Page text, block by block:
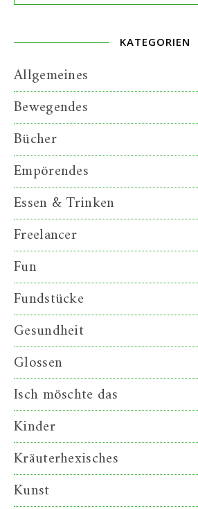
KATEGORIEN
Allgemeines
Bewegendes
Bücher
Empörendes
Essen & Trinken
Freelancer
Fun
Fundstücke
Gesundheit
Glossen
Isch möschte das
Kinder
Kräuterhexisches
Kunst